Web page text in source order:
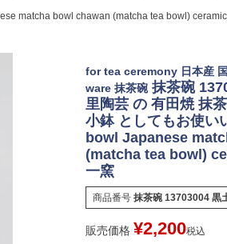
matcha bowl chawan (matcha tea bowl)
for tea ceremony 日本産
ware 抹茶碗 抹茶碗
里陶芸 の 有田焼 抹
小鉢 としてもお使い
bowl Japanese
(matcha tea bowl)
一窯
商品番号 抹茶碗 13703004 黒
販売価格 ¥2,200税込